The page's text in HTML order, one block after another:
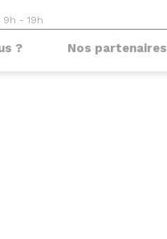
9h - 19h
? Nos partenaires